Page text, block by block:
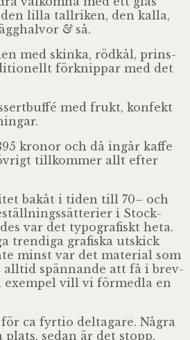
lilla tall­ri­ken, den kalla,
&så.
med skinka, röd­kål, prins­
för­knip­par med det
med frukt, kon­fekt
kro­nor och då ingår kaffe
till­kom­mer allt efter
bakåt i tiden till 70– och
i Stock­
var det typo­gra­fiskt heta.
tren­diga gra­fiska utskick
minst var det mate­rial som
all­tid spän­nande att få i brev­
exem­pel vill vi för­medla en
ca fyr­tio del­ta­gare. Några
sedan är det stopp.